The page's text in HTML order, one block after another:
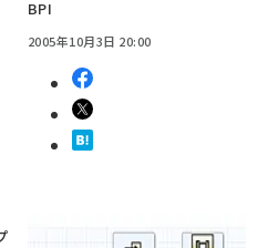
BPI
2005年10月3日 20:00